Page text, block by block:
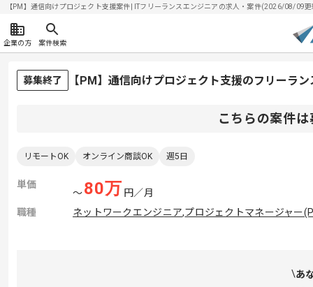
【PM】通信向けプロジェクト支援案件| ITフリーランスエンジニアの求人・案件(2026/08/09
企業の方 案件検索
募集終了 【PM】通信向けプロジェクト支援のフリーラ
こちらの案件
リモートOK オンライン商談OK 週5日
単価
〜80万 円／月
職種
ネットワークエンジニア,プロジェクトマネージャー
あ